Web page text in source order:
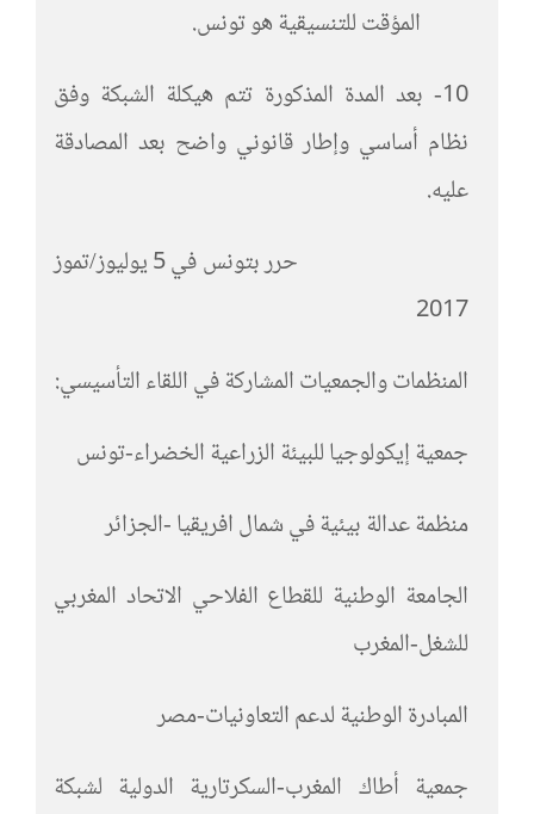
المؤقت للتنسيقية هو تونس.
10- بعد المدة المذكورة تتم هيكلة الشبكة وفق
نظام أساسي وإطار قانوني واضح بعد المصادقة
عليه.
حرر بتونس في 5 يوليوز/تموز
2017
المنظمات والجمعيات المشاركة في اللقاء التأسيسي:
جمعية إيكولوجيا للبيئة الزراعية الخضراء-تونس
منظمة عدالة بيئية في شمال افريقيا -الجزائر
الجامعة الوطنية للقطاع الفلاحي الاتحاد المغربي
للشغل-المغرب
المبادرة الوطنية لدعم التعاونيات-مصر
جمعية أطاك المغرب-السكرتارية الدولية لشبكة